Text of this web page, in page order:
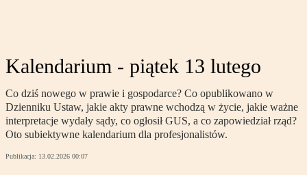
Kalendarium - piątek 13 lutego
Co dziś nowego w prawie i gospodarce? Co opublikowano w
Dzienniku Ustaw, jakie akty prawne wchodzą w życie, jakie ważne
interpretacje wydały sądy, co ogłosił GUS, a co zapowiedział rząd?
Oto subiektywne kalendarium dla profesjonalistów.
Publikacja: 13.02.2026 00:07